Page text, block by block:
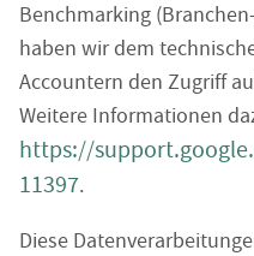
Benchmarking
haben wir dem
Accountern den Zugriff
Weitere Informationen
https://
11397.
Diese